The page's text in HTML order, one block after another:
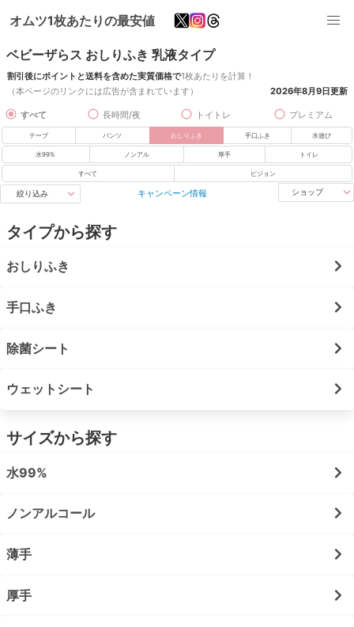
オムツ1枚あたりの最安値
ベビーザらス おしりふき 乳液タイプ
割引後にポイントと送料を含めた実質価格で1枚あたりを計算！
（本ページのリンクには広告が含まれています）
2026年8月9日更新
すべて 長時間/夜 トイトレ プレミアム
テープ パンツ おしりふき 手口ふき 水遊び
水99% ノンアル 厚手 トイレ
すべて ピジョン
絞り込み キャンペーン情報 ショップ
タイプから探す
おしりふき
手口ふき
除菌シート
ウェットシート
サイズから探す
水99%
ノンアルコール
薄手
厚手